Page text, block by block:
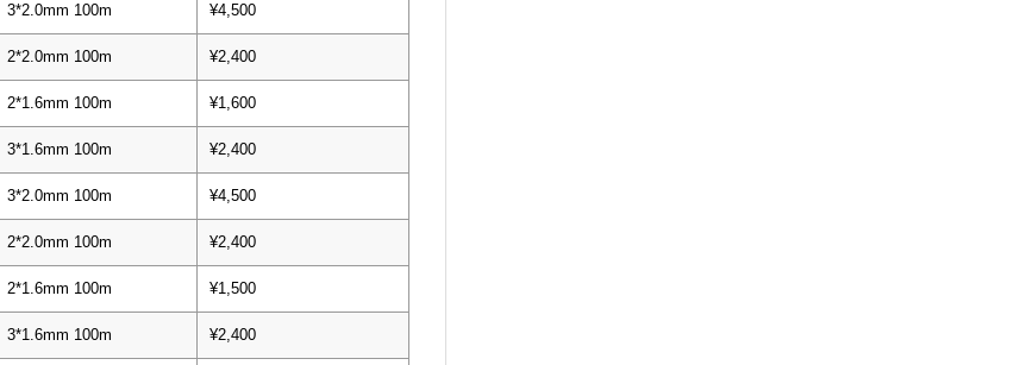
3*2.0mm 100m ¥4,500
2*2.0mm 100m ¥2,400
2*1.6mm 100m ¥1,600
3*1.6mm 100m ¥2,400
3*2.0mm 100m ¥4,500
2*2.0mm 100m ¥2,400
2*1.6mm 100m ¥1,500
3*1.6mm 100m ¥2,400